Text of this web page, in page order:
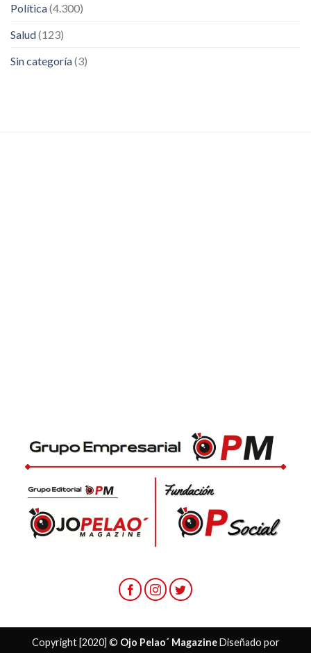
Política(4.300)
Salud(123)
Sin categoría(3)
Copyright [2020] © Ojo Pelao´ MagazineDiseñado por